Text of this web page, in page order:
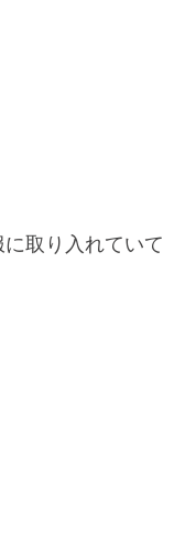
取り入れていて